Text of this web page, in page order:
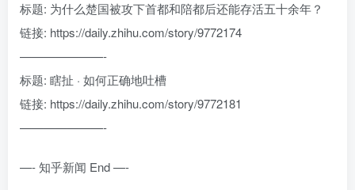
标题: 为什么楚国被攻下首都和陪都后还能存活五十余年？
链接: https://daily.zhihu.com/story/9772174
———————-
标题: 瞎扯 · 如何正确地吐槽
链接: https://daily.zhihu.com/story/9772181
———————-
—- 知乎新闻 End —-